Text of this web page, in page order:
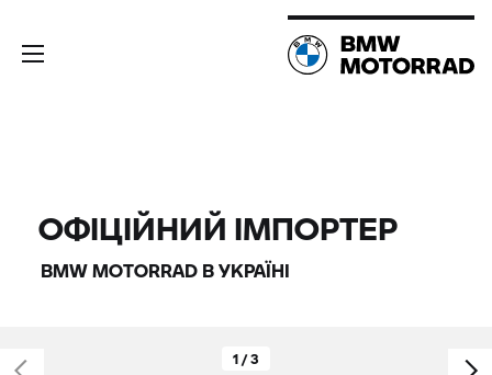
ОФІЦІЙНИЙ ІМПОРТЕР
BMW MOTORRAD В УКРАЇНІ
1 / 3